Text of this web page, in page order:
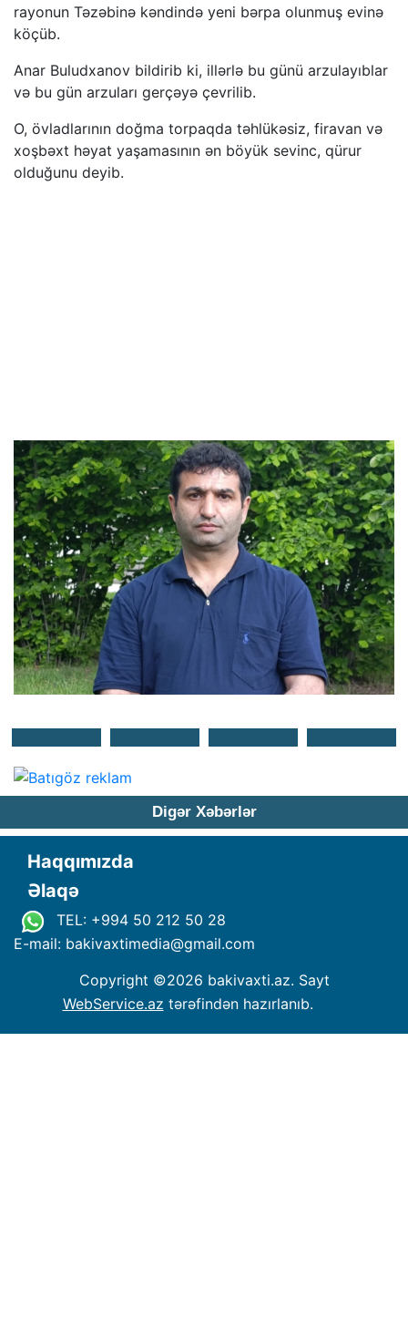
rayonun Təzəbinə kəndində yeni bərpa olunmuş evinə
köçüb.
Anar Buludxanov bildirib ki, illərlə bu günü arzulayıblar
və bu gün arzuları gerçəyə çevrilib.
O, övladlarının doğma torpaqda təhlükəsiz, firavan və
xoşbəxt həyat yaşamasının ən böyük sevinc, qürur
olduğunu deyib.
Digər Xəbərlər
Haqqımızda
Əlaqə
TEL: +994 50 212 50 28
E-mail: bakivaxtimedia@gmail.com
Copyright ©2026 bakivaxti.az. Sayt
WebService.az tərəfindən hazırlanıb.